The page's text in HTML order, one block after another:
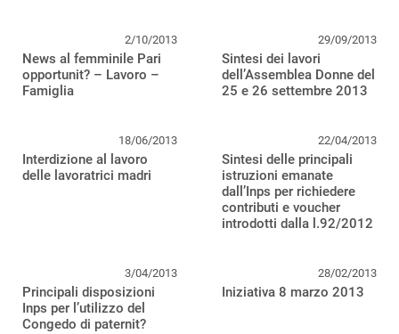
2/10/2013
News al femminile Pari
opportunit? – Lavoro –
Famiglia
29/09/2013
Sintesi dei lavori
dell’Assemblea Donne del
25 e 26 settembre 2013
18/06/2013
Interdizione al lavoro
delle lavoratrici madri
22/04/2013
Sintesi delle principali
istruzioni emanate
dall’Inps per richiedere
contributi e voucher
introdotti dalla l.92/2012
3/04/2013
Principali disposizioni
Inps per l’utilizzo del
Congedo di paternit?
28/02/2013
Iniziativa 8 marzo 2013